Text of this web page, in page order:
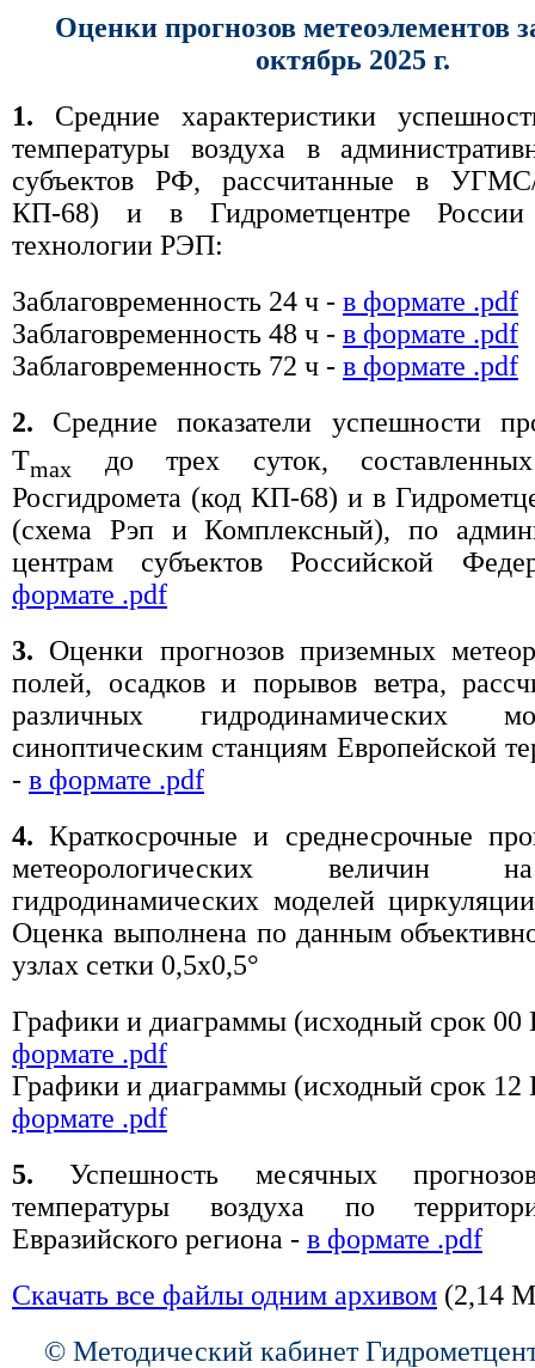
Оценки прогнозов метеоэлементов
октябрь 2025 г.
1. Средние характеристики
температуры воздуха в
субъектов РФ, рассчитанные в
КП-68) и в Гидрометцентре
технологии РЭП:
Заблаговременность 24 ч - в формате .pdf
Заблаговременность 48 ч - в формате .pdf
Заблаговременность 72 ч - в формате .pdf
2. Средние показатели успешности
Tmax
до трех суток,
Росгидромета (код КП-68) и в
(схема Рэп и Комплексный), по
центрам субъектов Российской
формате .pdf
3. Оценки прогнозов приземных
полей, осадков и порывов ветра,
различных гидродинамических
синоптическим станциям Европейской
- в формате .pdf
4. Краткосрочные и среднесрочные
метеорологических величин
гидродинамических моделей
Оценка выполнена по данным
узлах сетки 0,5x0,5°
Графики и диаграммы (исходный срок
формате .pdf
Графики и диаграммы (исходный срок
формате .pdf
5. Успешность месячных
температуры воздуха по
Евразийского региона - в формате .pdf
Скачать все файлы одним архивом (2,14
© Методический кабинет